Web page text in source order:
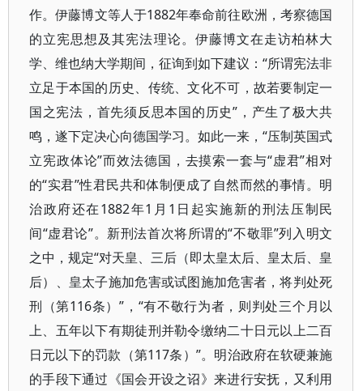
作。伊藤博文等人于1882年奉命前往欧洲，考察德国
的立宪思想及其宪法理论。伊藤博文在走访柏林大
学、维也纳大学期间，征询到如下建议：“所谓宪法非
立足于本国的历史、传统、文化不可，故若要制定一
国之宪法，首先须反思本国的历史”，产生了极大共
鸣，遂下定决心向德国学习。如此一来，“压制英国式
立宪政体论”而效法德国，去摸索一套与“虚君”相对
的“实君”性君民共和体制便成了自然而然的事情。明
治政府还在1882年1月1日起实施新的刑法压制民
间“虚君论”。新刑法首次将所谓的“不敬罪”列入明文
之中，规定“对天皇、三后（即太皇太后、皇太后、皇
后）、皇太子施加危害或试图施加危害者，将判处死
刑（第116条）”，“有不敬行为者，则判处三个月以
上、五年以下有期徒刑并勒令缴纳二十日元以上二百
日元以下的罚款（第117条）”。明治政府在软硬兼施
的手段下通过《国会开设之诏》来进行安抚，又利用